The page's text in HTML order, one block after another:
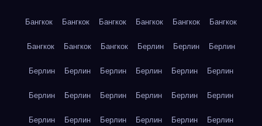
Бангкок Бангкок Бангкок Бангкок Бангкок Бангкок
Бангкок Бангкок Бангкок Берлин Берлин Берлин
Берлин Берлин Берлин Берлин Берлин Берлин
Берлин Берлин Берлин Берлин Берлин Берлин
Берлин Берлин Берлин Берлин Берлин Берлин